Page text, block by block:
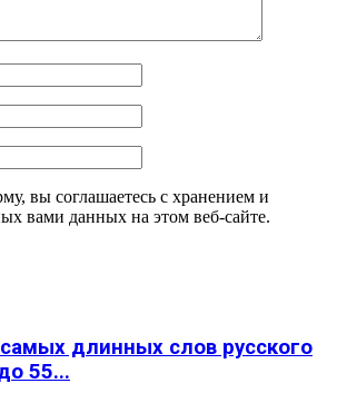
вы соглашаетесь с хранением и
вами данных на этом веб-сайте.
длинных слов русского
55...